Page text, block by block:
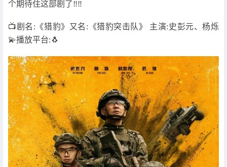
个期待住这部剧了‼️‼️
📺剧名:《猎豹》又名:《猎豹突击队》 主演:史彭元、杨烁
💫播放平台:🐧